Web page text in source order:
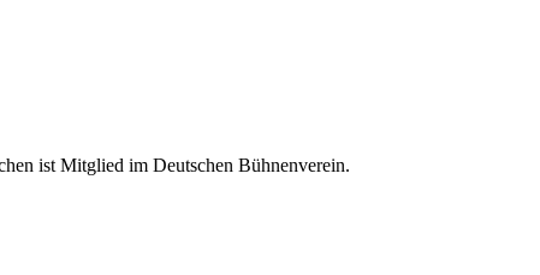
ist Mitglied im Deutschen Bühnenverein.